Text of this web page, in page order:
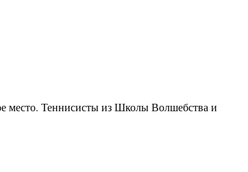
место. Теннисисты из Школы Волшебства и